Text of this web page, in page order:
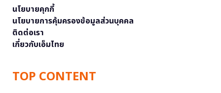
นโยบายคุกกี้
นโยบายการคุ้มครองข้อมูลส่วนบุคคล
ติดต่อเรา
เกี่ยวกับเอ็มไทย
TOP CONTENT